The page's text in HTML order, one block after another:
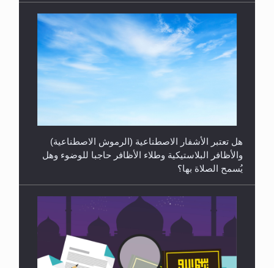
والسلام...
هل تعتبر الأشفار الاصطناعية (الرموش الاصطناعية)
والأظافر البلاستيكية وطلاء الأظافر حاجبا للوضوء وهل
يُسمح الصلاة بها؟
هل يُحسب حول الزكاة وفق السنة الميلادية أو الهجرية؟